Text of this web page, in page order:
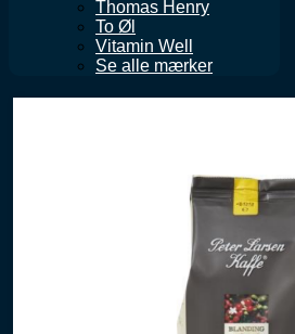
Thomas Henry
To Øl
Vitamin Well
Se alle mærker